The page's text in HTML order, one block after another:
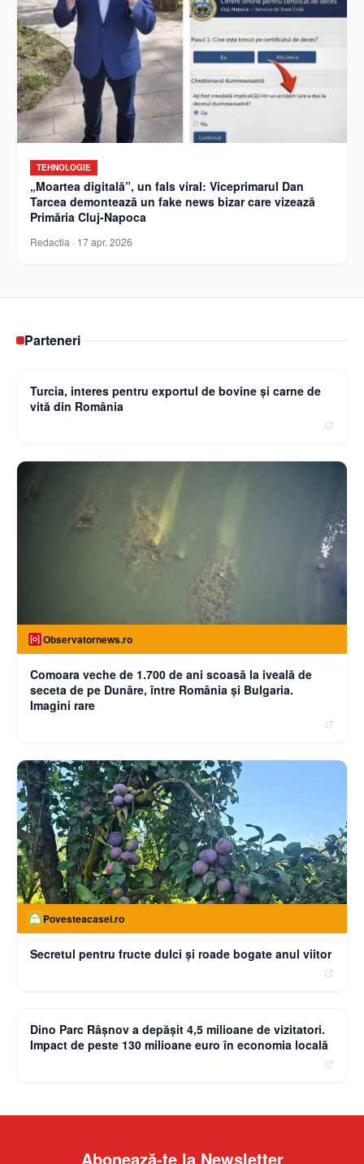
TEHNOLOGIE
„Moartea digitală”, un fals viral: Viceprimarul Dan
Tarcea demontează un fake news bizar care vizează
Primăria Cluj-Napoca
Redactia · 17 apr. 2026
Parteneri
Turcia, interes pentru exportul de bovine și carne de
vită din România
Observatornews.ro
Comoara veche de 1.700 de ani scoasă la iveală de
seceta de pe Dunăre, între România şi Bulgaria.
Imagini rare
Povesteacasei.ro
Secretul pentru fructe dulci și roade bogate anul viitor
Dino Parc Râșnov a depășit 4,5 milioane de vizitatori.
Impact de peste 130 milioane euro în economia locală
Abonează-te la Newsletter